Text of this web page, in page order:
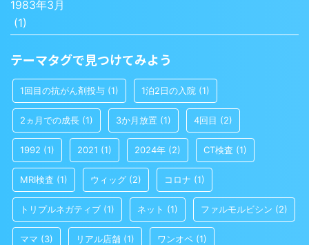
1983年3月
(1)
テーマタグで見つけてみよう
1回目の抗がん剤投与 (1) 1泊2日の入院 (1)
2ヵ月での成長 (1) 3か月放置 (1) 4回目 (2)
1992 (1) 2021 (1) 2024年 (2) CT検査 (1)
MRI検査 (1) ウィッグ (2) コロナ (1)
トリプルネガティブ (1) ネット (1) ファルモルビシン (2)
ママ (3) リアル店舗 (1) ワンオペ (1)